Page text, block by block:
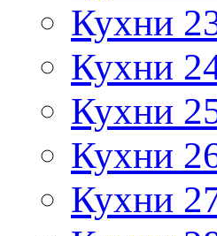
Кухни
Кухни
Кухни
Кухни
Кухни